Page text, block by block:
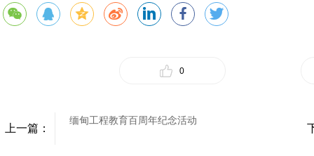
0
上一篇：
缅甸工程教育百周年纪念活动